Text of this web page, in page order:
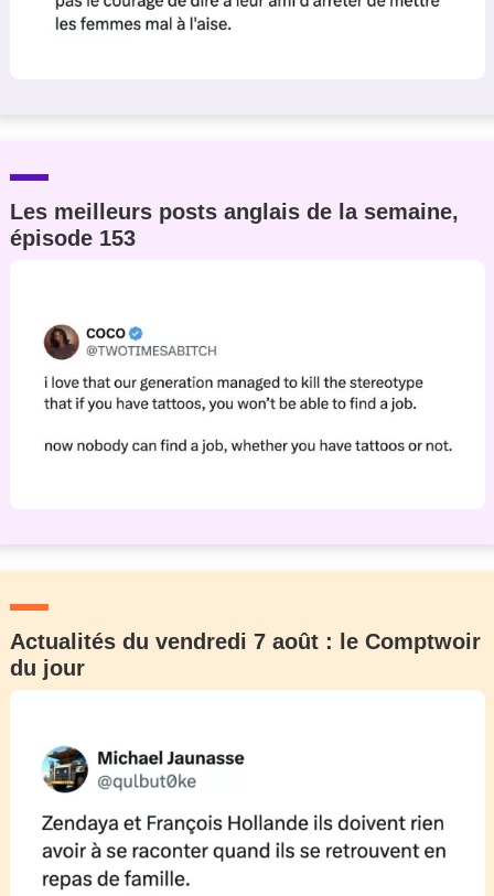
Les meilleurs posts anglais de la semaine,
épisode 153
Actualités du vendredi 7 août : le Comptwoir
du jour